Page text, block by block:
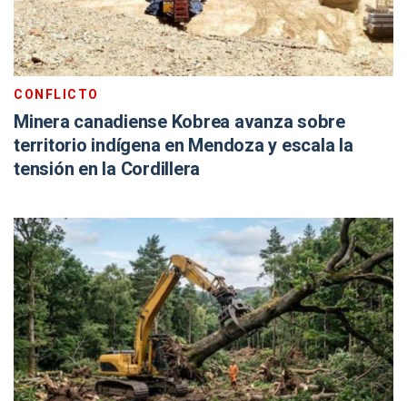
CONFLICTO
Minera canadiense Kobrea avanza sobre
territorio indígena en Mendoza y escala la
tensión en la Cordillera